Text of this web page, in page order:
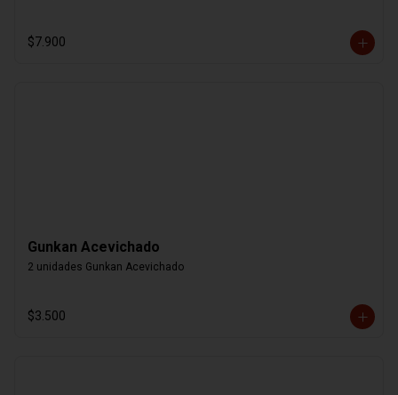
$7.900
Gunkan Acevichado
2 unidades Gunkan Acevichado
$3.500